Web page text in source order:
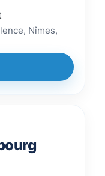
Nîmes,